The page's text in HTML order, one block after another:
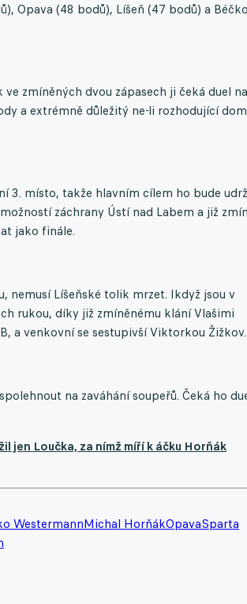
Opava (48 bodů), Líšeň (47 bodů) a Béčko
zmíněných dvou zápasech ji čeká duel na
a extrémně důležitý ne-li rozhodující
3. místo, takže hlavním cílem ho bude
záchrany Ústí nad Labem a již
jako finále.
nemusí Líšeňské tolik mrzet. Ikdyž jsou v
rukou, díky již zmíněnému klání Vlašimi
a venkovní se sestupivší Viktorkou Žižkov.
na zaváhání soupeřů. Čeká ho
jen Loučka, za nímž míří k áčku Horňák
WestermannMichal HorňákOpavaSparta